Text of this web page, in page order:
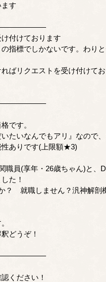
す
付けております
指標でしかないです。わり
ばリクエストを受け付けて
です。
たいなんでもアリ』なので、
ありです(上限額★3)
職員(享年・26歳ちゃん)と、
た！
？ 就職しません？汎神解剖
どうぞ！
ください！